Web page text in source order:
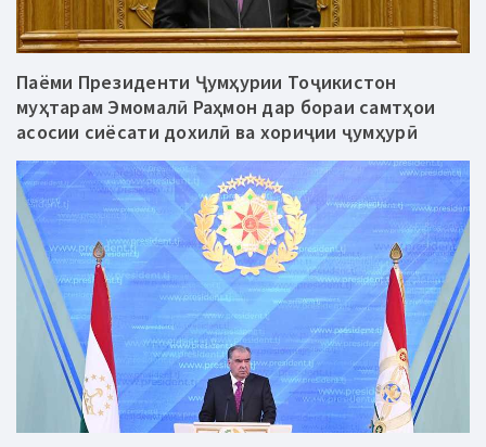
Паёми Президенти Ҷумҳурии Тоҷикистон
муҳтарам Эмомалӣ Раҳмон дар бораи самтҳои
асосии сиёсати дохилӣ ва хориҷии ҷумҳурӣ